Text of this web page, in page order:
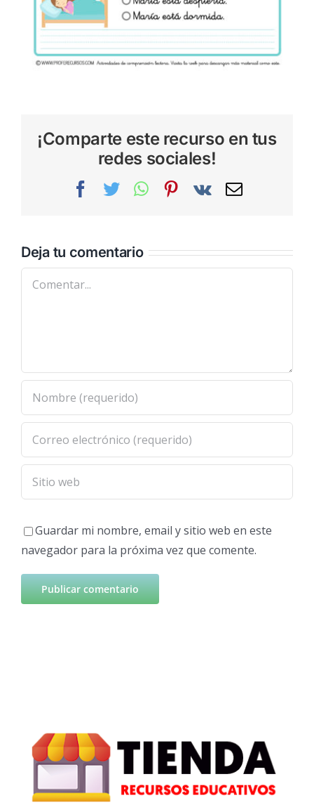
¡Comparte este recurso en tus
redes sociales!
Facebook
TwitterWhatsAppPinterest
Vk
Correo
Deja tu comentario
Comentar
Guardar mi nombre, email y sitio web en este
navegador para la próxima vez que comente.